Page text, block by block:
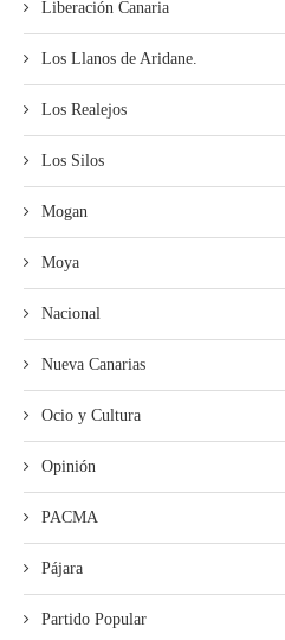
Liberación Canaria
Los Llanos de Aridane.
Los Realejos
Los Silos
Mogan
Moya
Nacional
Nueva Canarias
Ocio y Cultura
Opinión
PACMA
Pájara
Partido Popular